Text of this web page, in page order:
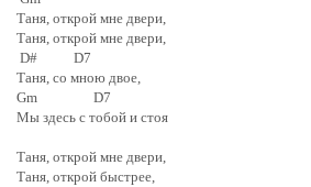
Таня, открой мне двери,
Таня, открой мне двери,
D# D7
Таня, со мною двое,
Gm D7
Мы здесь с тобой и стоя
Таня, открой мне двери,
Таня, открой быстрее,